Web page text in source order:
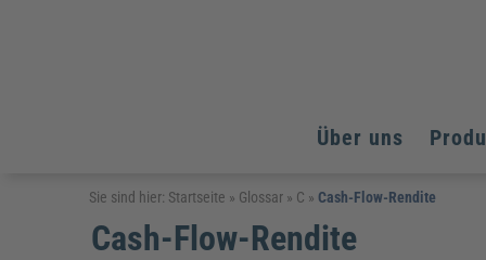
Über uns
Arbeitsschutz
Fachpublikationen & Arbeitshilfen
Arbeitsschutz
Bildung und Erziehung
Arbeitsschutz
Bildung und Erziehung
Sie sind hier: Startseite » Glossar » C »Cash-Flow-Rendite
Cash-Flow-Rendite